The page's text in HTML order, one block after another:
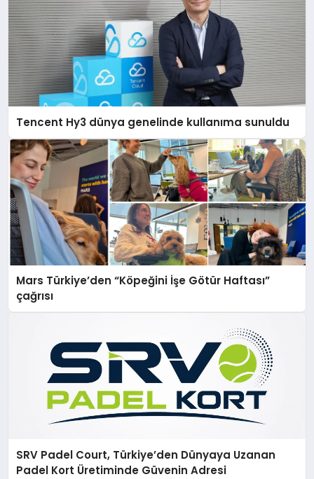
Tencent Hy3 dünya genelinde kullanıma sunuldu
Mars Türkiye’den “Köpeğini İşe Götür Haftası”
çağrısı
SRV Padel Court, Türkiye’den Dünyaya Uzanan
Padel Kort Üretiminde Güvenin Adresi